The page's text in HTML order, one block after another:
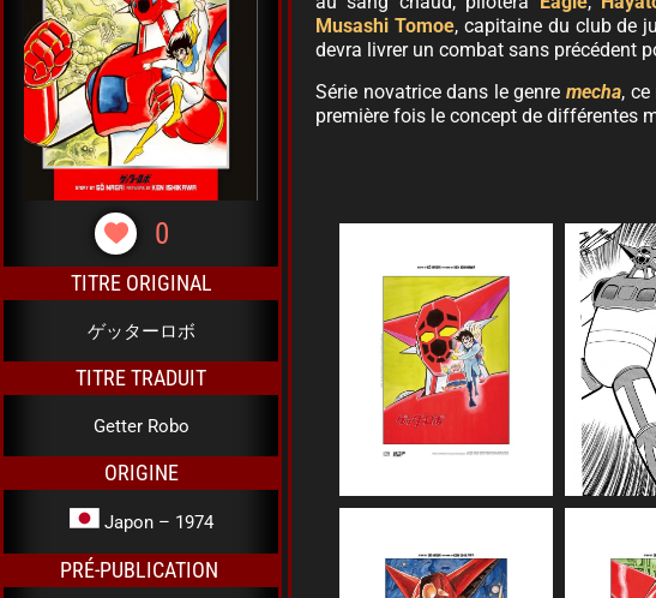
0
TITRE ORIGINAL
ゲッターロボ
TITRE TRADUIT
Getter Robo
ORIGINE
Japon – 1974
PRÉ-PUBLICATION
Musashi Tomoe, capitaine du club de
devra livrer un combat sans précédent
Série novatrice dans le genre mecha,
première fois le concept de différentes